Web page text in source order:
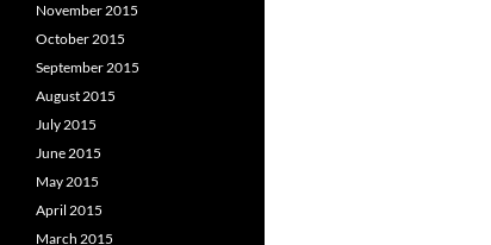
November 2015
October 2015
September 2015
August 2015
July 2015
June 2015
May 2015
April 2015
March 2015